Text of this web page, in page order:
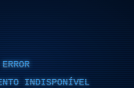
INDISPONÍVEL